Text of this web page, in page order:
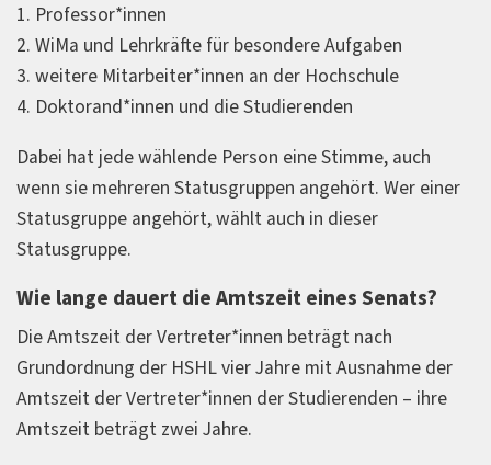
1. Professor*innen
2. WiMa und Lehrkräfte für besondere Aufgaben
3. weitere Mitarbeiter*innen an der Hochschule
4. Doktorand*innen und die Studierenden
Dabei hat jede wählende Person eine Stimme, auch
wenn sie mehreren Statusgruppen angehört. Wer einer
Statusgruppe angehört, wählt auch in dieser
Statusgruppe.
Wie lange dauert die Amtszeit eines Senats?
Die Amtszeit der Vertreter*innen beträgt nach
Grundordnung der HSHL vier Jahre mit Ausnahme der
Amtszeit der Vertreter*innen der Studierenden – ihre
Amtszeit beträgt zwei Jahre.